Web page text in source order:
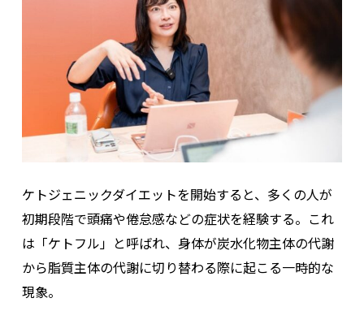
ケトジェニックダイエットを開始すると、多くの人が
初期段階で頭痛や倦怠感などの症状を経験する。これ
は「ケトフル」と呼ばれ、身体が炭水化物主体の代謝
から脂質主体の代謝に切り替わる際に起こる一時的な
現象。